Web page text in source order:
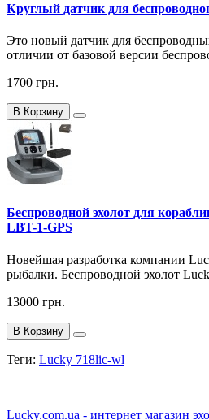
Круглый датчик для
Это новый датчик для
отличии от базовой версии
1700 грн.
В Корзину
Беспроводной эхолот для
LBT-1-GPS
Новейшая разработка компании
рыбалки. Беспроводной эхолот
13000 грн.
В Корзину
Теги: Lucky 718lic-wl
Lucky.com.ua - интернет магазин